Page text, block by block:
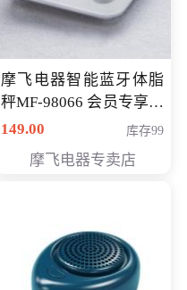
摩飞电器智能蓝牙体脂
秤MF-98066 会员专享价
98元
149.00 库存99
摩飞电器专卖店